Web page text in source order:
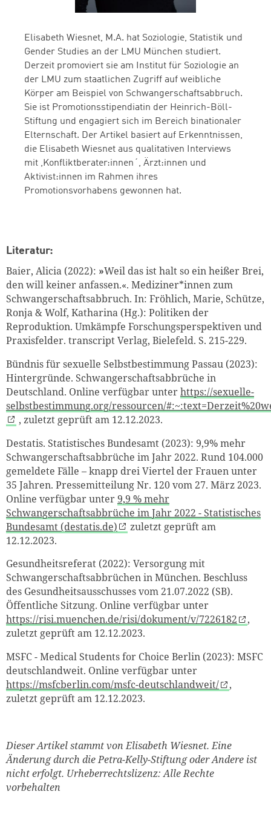
Elisabeth Wiesnet, M.A. hat Soziologie, Statistik und
Gender Studies an der LMU München studiert.
Derzeit promoviert sie am Institut für Soziologie an
der LMU zum staatlichen Zugriff auf weibliche
Körper am Beispiel von Schwangerschaftsabbruch.
Sie ist Promotionsstipendiatin der Heinrich-Böll-
Stiftung und engagiert sich im Bereich binationaler
Elternschaft. Der Artikel basiert auf Erkenntnissen,
die Elisabeth Wiesnet aus qualitativen Interviews
mit ,Konfliktberater:innen´, Ärzt:innen und
Aktivist:innen im Rahmen ihres
Promotionsvorhabens gewonnen hat.
Literatur:
Baier, Alicia (2022): »Weil das ist halt so ein heißer Brei,
den will keiner anfassen.«. Mediziner*innen zum
Schwangerschaftsabbruch. In: Fröhlich, Marie, Schütze,
Ronja & Wolf, Katharina (Hg.): Politiken der
Reproduktion. Umkämpfe Forschungsperspektiven und
Praxisfelder. transcript Verlag, Bielefeld. S. 215-229.
Bündnis für sexuelle Selbstbestimmung Passau (2023):
Hintergründe. Schwangerschaftsabbrüche in
Deutschland. Online verfügbar unterhttps://sexuelle-
selbstbestimmung.org/ressourcen/
, zuletzt geprüft am 12.12.2023.
Destatis. Statistisches Bundesamt (2023): 9,9% mehr
Schwangerschaftsabbrüche im Jahr 2022. Rund 104.000
gemeldete Fälle – knapp drei Viertel der Frauen unter
35 Jahren. Pressemitteilung Nr. 120 vom 27. März 2023.
Online verfügbar unter9,9 % mehr
Schwangerschaftsabbrüche im Jahr 2022 - Statistisches
Bundesamt (destatis.de)
zuletzt geprüft am
12.12.2023.
Gesundheitsreferat (2022): Versorgung mit
Schwangerschaftsabbrüchen in München. Beschluss
des Gesundheitsausschusses vom 21.07.2022 (SB).
Öffentliche Sitzung. Online verfügbar unter
https://risi.muenchen.de/risi/dokument/v/7226182
,
zuletzt geprüft am 12.12.2023.
MSFC - Medical Students for Choice Berlin (2023): MSFC
deutschlandweit. Online verfügbar unter
https://msfcberlin.com/msfc-deutschlandweit/
,
zuletzt geprüft am 12.12.2023.
Dieser Artikel stammt von Elisabeth Wiesnet. Eine
Änderung durch die Petra-Kelly-Stiftung oder Andere ist
nicht erfolgt. Urheberrechtslizenz: Alle Rechte
vorbehalten